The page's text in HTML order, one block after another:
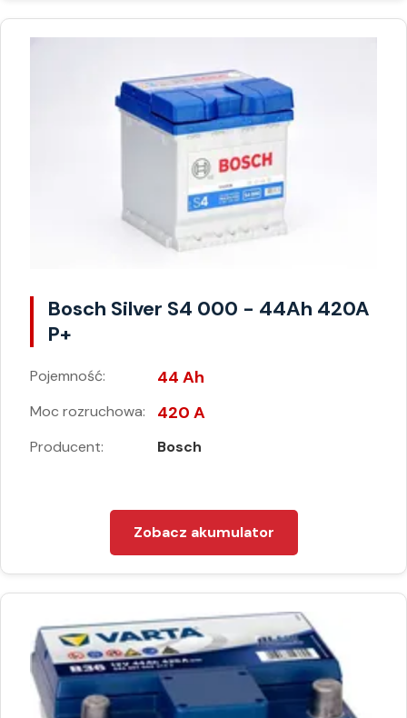
Bosch Silver S4 000 - 44Ah 420A
P+
Pojemność: 44 Ah
Moc rozruchowa: 420 A
Producent: Bosch
Zobacz akumulator